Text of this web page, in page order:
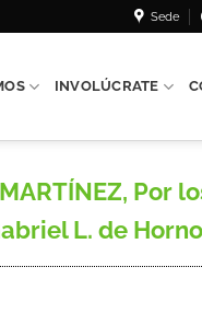
Sede
INVOLÚCRATE
L. de